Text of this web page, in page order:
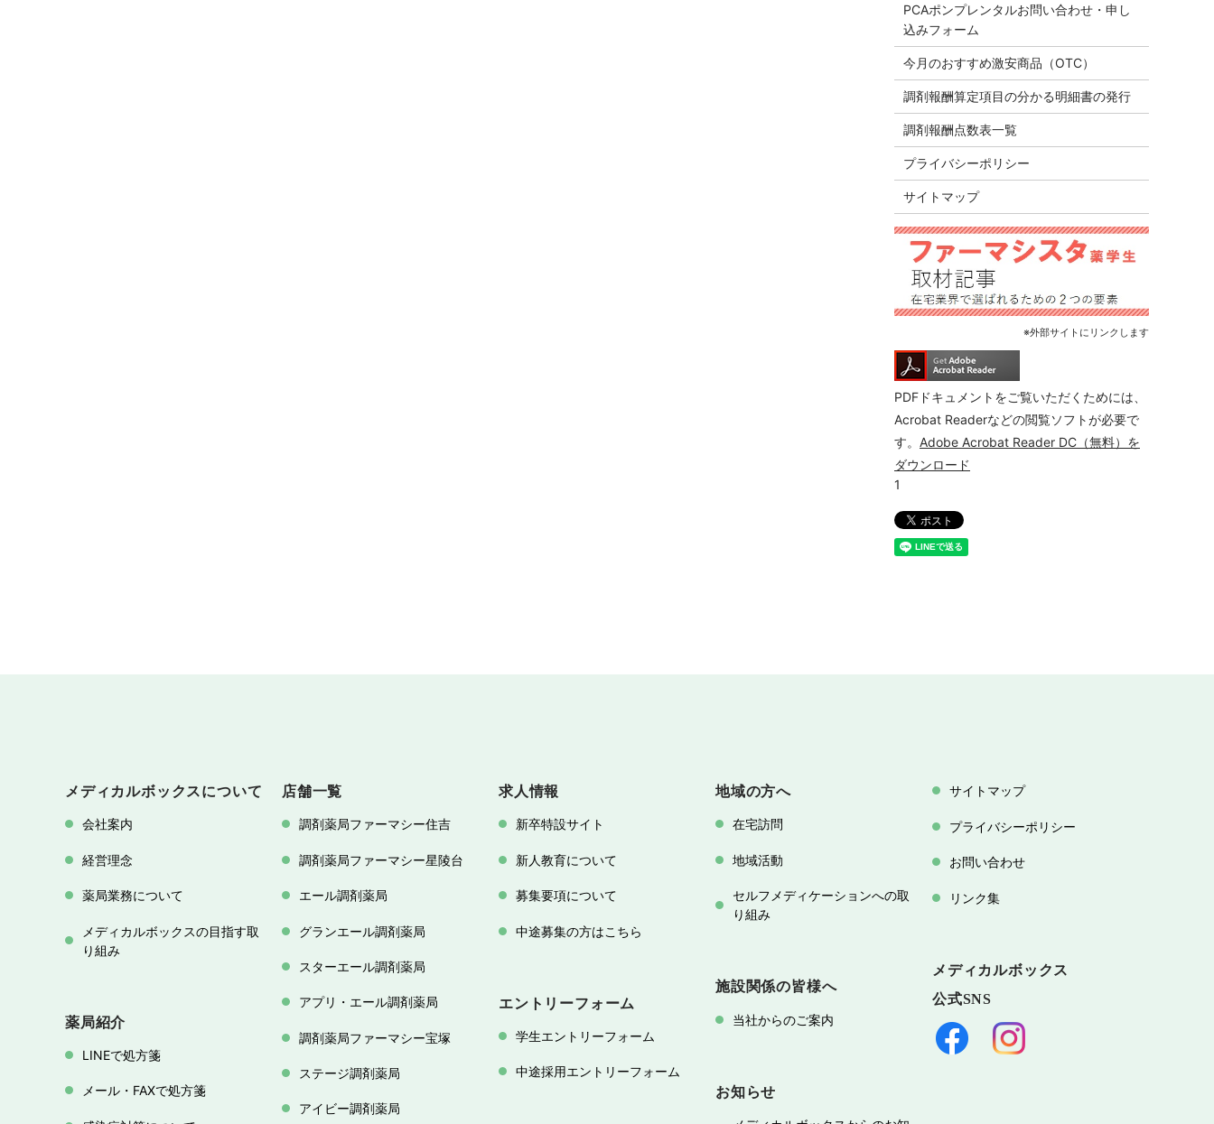
PCAポンプレンタルお問い合わせ・申し
込みフォーム
今月のおすすめ激安商品（OTC）
調剤報酬算定項目の分かる明細書の発行
調剤報酬点数表一覧
プライバシーポリシー
サイトマップ
※外部サイトにリンクします
PDFドキュメントをご覧いただくためには、
Acrobat Readerなどの閲覧ソフトが必要で
す。 Adobe Acrobat Reader DC（無料）を
ダウンロード
メディカルボックスについて
会社案内
経営理念
薬局業務について
メディカルボックスの目指す取
り組み
薬局紹介
LINEで処方箋
メール・FAXで処方箋
店舗一覧
調剤薬局ファーマシー住吉
調剤薬局ファーマシー星陵台
エール調剤薬局
グランエール調剤薬局
スターエール調剤薬局
アプリ・エール調剤薬局
調剤薬局ファーマシー宝塚
ステージ調剤薬局
アイビー調剤薬局
求人情報
新卒特設サイト
新人教育について
募集要項について
中途募集の方はこちら
エントリーフォーム
学生エントリーフォーム
中途採用エントリーフォーム
地域の方へ
在宅訪問
地域活動
セルフメディケーションへの取
り組み
施設関係の皆様へ
当社からのご案内
お知らせ
サイトマップ
プライバシーポリシー
お問い合わせ
リンク集
メディカルボックス
公式SNS